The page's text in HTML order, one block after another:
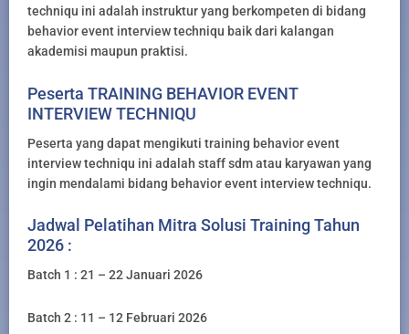
techniqu ini adalah instruktur yang berkompeten di bidang
behavior event interview techniqu baik dari kalangan
akademisi maupun praktisi.
Peserta TRAINING BEHAVIOR EVENT
INTERVIEW TECHNIQU
Peserta yang dapat mengikuti training behavior event
interview techniqu ini adalah staff sdm atau karyawan yang
ingin mendalami bidang behavior event interview techniqu.
Jadwal Pelatihan Mitra Solusi Training Tahun
2026 :
Batch 1 : 21 – 22 Januari 2026
Batch 2 : 11 – 12 Februari 2026